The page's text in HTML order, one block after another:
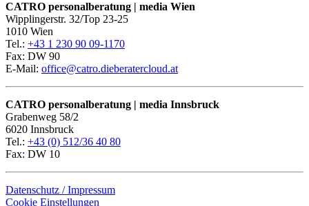
CATRO personalberatung | media Wien
Wipplingerstr. 32/Top 23-25
1010 Wien
Tel.: +43 1 230 90 09-1170
Fax: DW 90
E-Mail: office@catro.dieberatercloud.at
CATRO personalberatung | media Innsbruck
Grabenweg 58/2
6020 Innsbruck
Tel.: +43 (0) 512/36 40 80
Fax: DW 10
Datenschutz / Impressum
Cookie Einstellungen